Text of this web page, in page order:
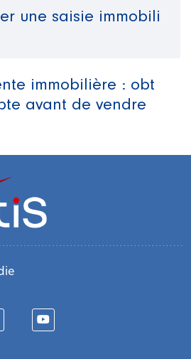
une saisie immobili
immobilière : obt
avant de vendre